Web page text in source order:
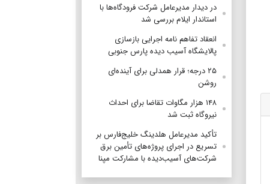
در دیدار مدیرعامل شرکت فرودگاه‌ها با
استاندار ایلام بررسی شد
انعقاد تفاهم نامه اجرایی بازسازی
پالایشگاه آسیب دیده پارس جنوبی
۲۵ درجه؛ قرار همدلی برای آینده‌ای
روشن
۱۴۸ هزار مگاوات تقاضا برای احداث
نیروگاه ثبت شد
تأکید مدیرعامل هلدینگ خلیج‌فارس بر
تسریع در اجرای پروژه‌های تأمین برق
شرکت‌های آسیب‌دیده با مشارکت مپنا